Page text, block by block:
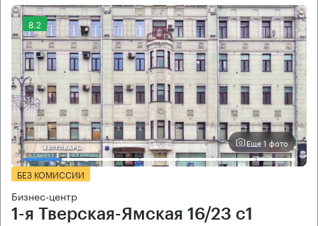
8.2
Еще 1 фото
БЕЗ КОМИССИИ
Бизнес-центр
1-я Тверская-Ямская 16/23 с1